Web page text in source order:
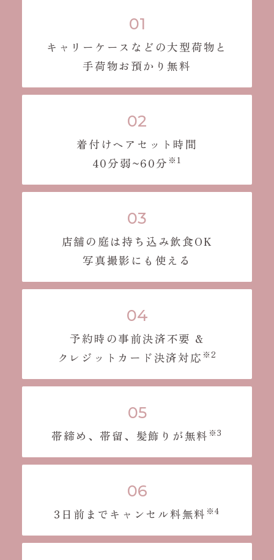
キャリーケースなどの大型荷物と
手荷物お預かり無料
着付けヘアセット時間
40分弱~60分 ※1
店舗の庭は持ち込み飲食OK
写真撮影にも使える
予約時の事前決済不要 &
クレジットカード決済対応 ※2
帯締め、帯留、髪飾りが無料 ※3
3日前までキャンセル料無料 ※4